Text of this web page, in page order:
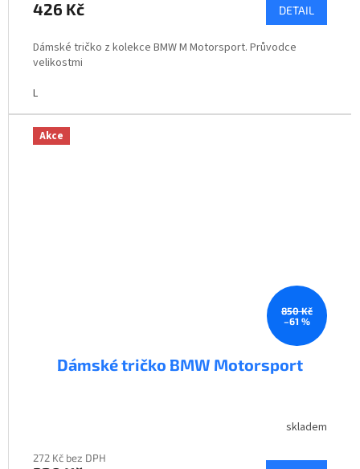
426 Kč DETAIL
Dámské tričko z kolekce BMW M Motorsport. Průvodce
velikostmi
L
Akce
850 Kč
–61 %
Dámské tričko BMW Motorsport
skladem
272 Kč bez DPH